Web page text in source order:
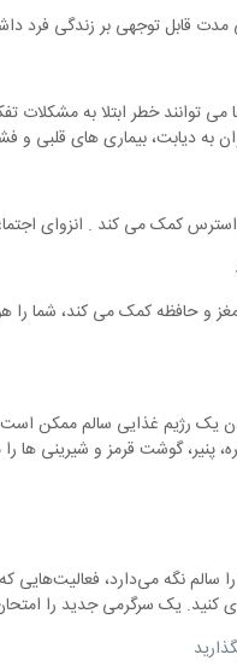
مدت قابل توجهی بر زندگی فرد
توانند خطر ابتلا به
دیابت، بیماری های قلبی و
کمک می کند . انزوای
و حافظه کمک می کند، شما
رژیم غذایی سالم ممکن است
پنیر، گوشت قرمز و شیرینی ها
سالم نگه می‌دارد، فعالیت‌هایی
کنید. یک سرگرمی جدید را